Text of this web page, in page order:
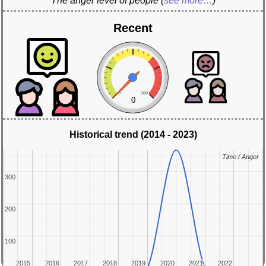
Recent
0 100
0
Historical trend (2014 - 2023)
2015
2015 2016
2016 2017
2017 2018
2018 2019
2019 2020
2020 2021
2021 2022
2022
100
100
200
200
300
300
Time / Anger
Time / Anger